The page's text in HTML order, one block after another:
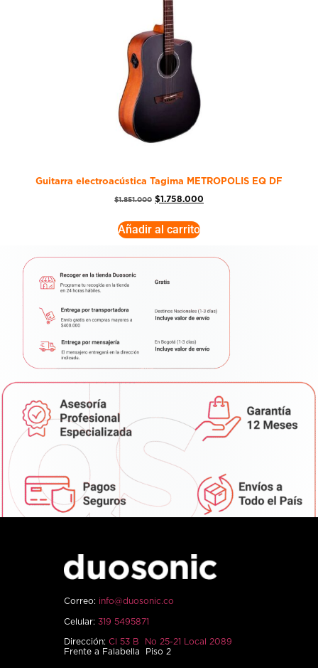
Guitarra electroacústica Tagima METROPOLIS EQ DF
$1.851.000 $1.758.000
Añadir al carrito
Correo: info@duosonic.co
Celular: 319 5495871
Dirección: Cl 53 B No 25-21 Local 2089
Frente a Falabella Piso 2